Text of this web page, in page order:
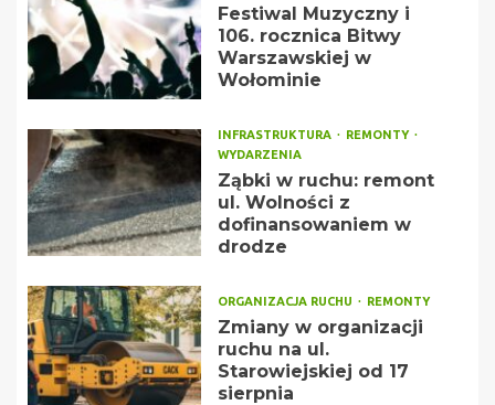
Festiwal Muzyczny i
106. rocznica Bitwy
Warszawskiej w
Wołominie
INFRASTRUKTURA
REMONTY
WYDARZENIA
Ząbki w ruchu: remont
ul. Wolności z
dofinansowaniem w
drodze
ORGANIZACJA RUCHU REMONTY
Zmiany w organizacji
ruchu na ul.
Starowiejskiej od 17
sierpnia